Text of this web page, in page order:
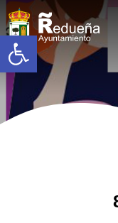
Abrir barra de